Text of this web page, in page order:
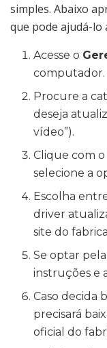
simples. Abaixo
que pode ajudá-lo
Acesse o
computador.
Procure a
deseja
vídeo”).
Clique com
selecione a
Escolha
driver
site do
Se optar
instruções e
Caso decida
precisará
oficial do